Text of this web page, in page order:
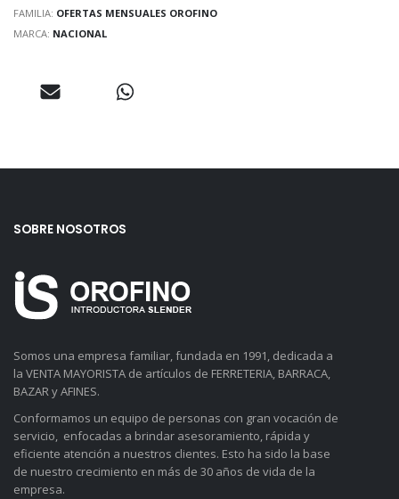
FAMILIA: OFERTAS MENSUALES OROFINO
MARCA: NACIONAL
SOBRE NOSOTROS
Somos una empresa familiar, fundada en 1991, dedicada a
la VENTA MAYORISTA de artículos de FERRETERIA, BARRACA,
BAZAR y AFINES.
Conformamos un equipo de personas con gran vocación de
servicio, enfocadas a brindar asesoramiento, rápida y
eficiente atención a nuestros clientes. Esto ha sido la base
de nuestro crecimiento en más de 30 años de vida de la
empresa.